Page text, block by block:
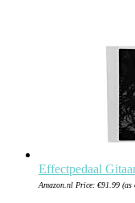
Effectpedaal
Amazon.nl Price: €91.99 (as